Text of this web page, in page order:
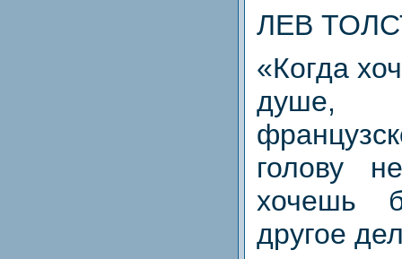
ЛЕВ
«Когда
душе,
голову
хочешь
другое